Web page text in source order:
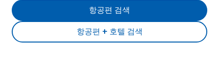
항공편 + 호텔 검색
항공편 검색